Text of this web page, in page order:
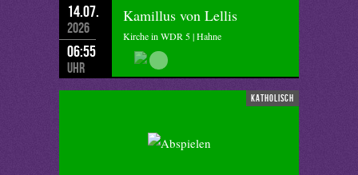
14.07.
2026
06:55
Uhr
Kamillus von Lellis
Kirche in WDR 5 | Hahne
katholisch